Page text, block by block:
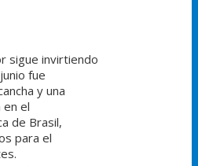
sigue invirtiendo
fue
y una
en el
de Brasil,
para el